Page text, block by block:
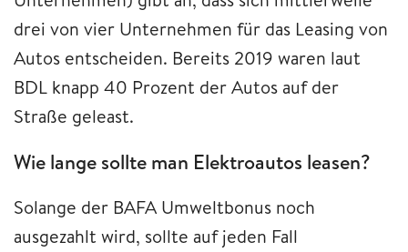
drei von vier Unternehmen für das Leasing von
Autos entscheiden. Bereits 2019 waren laut
BDL knapp 40 Prozent der Autos auf der
Straße geleast.
Wie lange sollte man Elektroautos leasen?
Solange der BAFA Umweltbonus noch
ausgezahlt wird, sollte auf jeden Fall